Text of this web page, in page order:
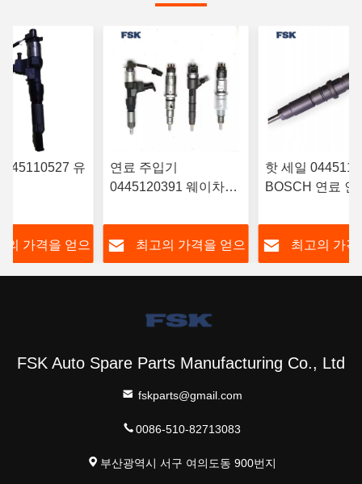
유
료 주사기 일
사기
의 가격을 얻으
연료 주입기
0445120391 웨이차이
612630090055 내구성
FSKG최고의 가격을 얻으
핫 세일
BOSCH 연료 인
스
최고의 가격
FSK Auto Spare Parts Manufacturing Co., Ltd
fskparts@gmail.com
0086-510-82713083
부산광역시 서구 여의도동 900번지